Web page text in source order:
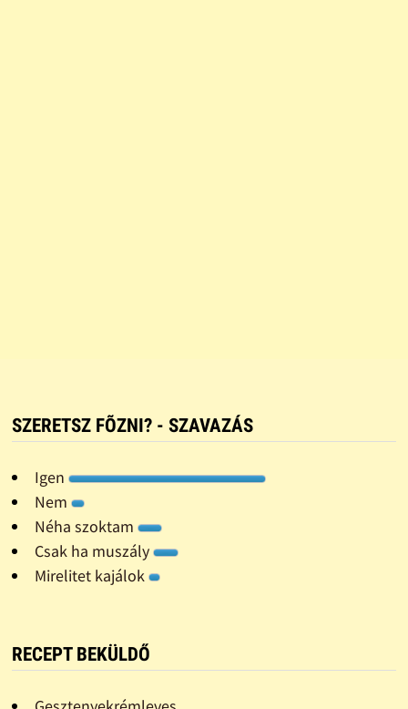
SZERETSZ FÕZNI? - SZAVAZÁS
Igen
Nem
Néha szoktam
Csak ha muszály
Mirelitet kajálok
RECEPT BEKÜLDŐ